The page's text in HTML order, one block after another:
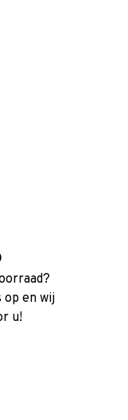
en wij
u!